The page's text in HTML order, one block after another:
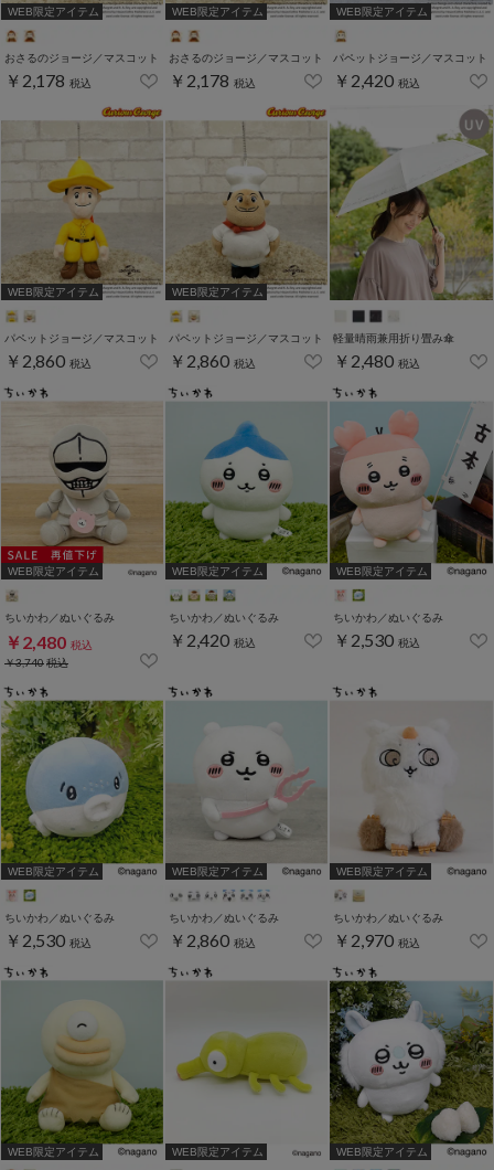
WEB限定アイテム
おさるのジョージ／マスコット
￥2,178 税込
WEB限定アイテム
おさるのジョージ／マスコット
￥2,178 税込
WEB限定アイテム
パペットジョージ／マスコット
￥2,420 税込
WEB限定アイテム
パペットジョージ／マスコット
￥2,860 税込
WEB限定アイテム
パペットジョージ／マスコット
￥2,860 税込
軽量晴雨兼用折り畳み傘
￥2,480 税込
WEB限定アイテム
ちいかわ／ぬいぐるみ
￥2,480 税込
￥3,740税込
WEB限定アイテム
ちいかわ／ぬいぐるみ
￥2,420 税込
WEB限定アイテム
ちいかわ／ぬいぐるみ
￥2,530 税込
WEB限定アイテム
ちいかわ／ぬいぐるみ
￥2,530 税込
WEB限定アイテム
ちいかわ／ぬいぐるみ
￥2,860 税込
WEB限定アイテム
ちいかわ／ぬいぐるみ
￥2,970 税込
WEB限定アイテム WEB限定アイテム WEB限定アイテム